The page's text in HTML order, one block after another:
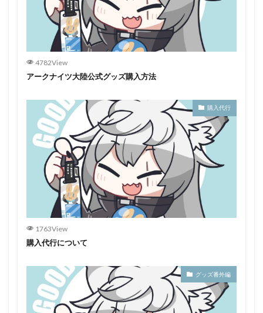
4782View
アークナイツ大陸公式グッズ購入方法
購入代行
1763View
購入代行について
グッズ番外編